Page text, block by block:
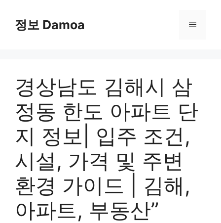
content정보 Damoa Menu
경상남도 김해시 삼
정동 한도 아파트 단
지 정보| 입주 조건,
시설, 가격 및 주변
환경 가이드 | 김해,
아파트, 부동산”